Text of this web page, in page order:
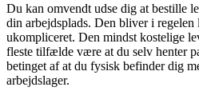
Du kan omvendt udse dig at bestille
din arbejdsplads. Den bliver i
ukompliceret. Den mindst kostelige
fleste tilfælde være at du selv henter
betinget af at du fysisk befinder dig
arbejdslager.